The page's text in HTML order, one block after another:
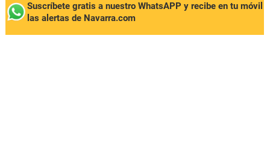
Suscríbete gratis a nuestro WhatsAPP y recibe en tu móvil
las alertas de Navarra.com